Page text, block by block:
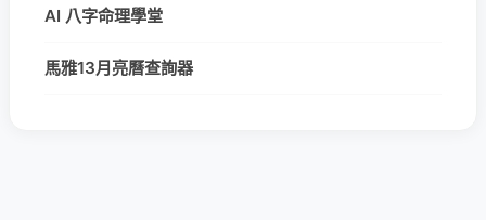
AI 八字命理學堂
馬雅13月亮曆查詢器